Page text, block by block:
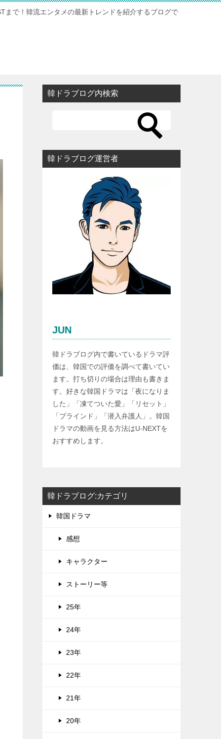
まで！韓流エンタメの最新トレンドを紹介するブログで
韓ドラブログ内検索
韓ドラブログ運営者
JUN
韓ドラブログ内で書いているドラマ評
価は、韓国での評価を調べて書いてい
ます。打ち切りの場合は理由も書きま
す。好きな韓国ドラマは「夜になりま
した」「凍てついた愛」「リセット」
「ブラインド」「潜入弁護人」。韓国
ドラマの動画を見る方法はU-NEXTを
おすすめします。
韓ドラブログ:カテゴリ
韓国ドラマ
感想
キャラクター
ストーリー等
25年
24年
23年
22年
21年
20年